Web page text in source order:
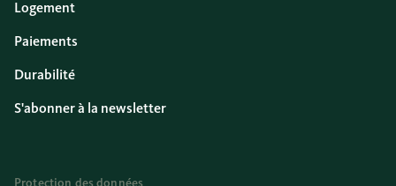
Logement
Paiements
Durabilité
S'abonner à la newsletter
Protection des données